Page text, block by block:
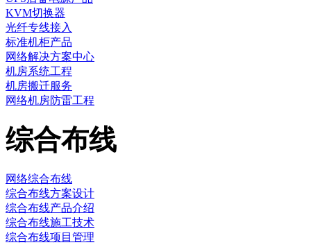
KVM切换器
光纤专线接入
标准机柜产品
网络解决方案中心
机房系统工程
机房搬迁服务
网络机房防雷工程
综合布线
网络综合布线
综合布线方案设计
综合布线产品介绍
综合布线施工技术
综合布线项目管理